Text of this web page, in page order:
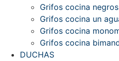
Grifos cocina negros
Grifos cocina un
Grifos cocina
Grifos cocina
DUCHAS